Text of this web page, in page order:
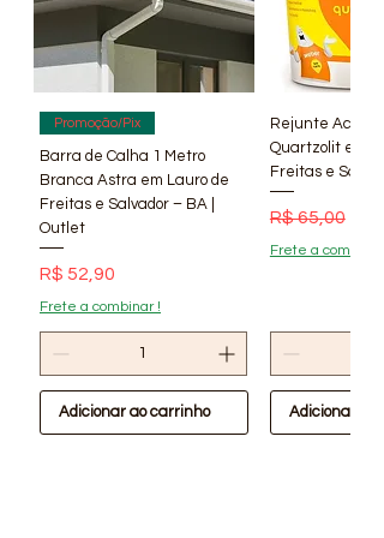
Promoção/Pix
Barra de Calha 1 Metro
Branca Astra em Lauro de
Freitas e Salvador – BA |
Outlet
Preço
R$ 52,90
Frete a combinar !
Adicionar ao carrinho
Rejunte Acrílico
Quartzolit em
Freitas e
Preço normal
R$ 65,00
Frete a combinar !
Adicionar ao